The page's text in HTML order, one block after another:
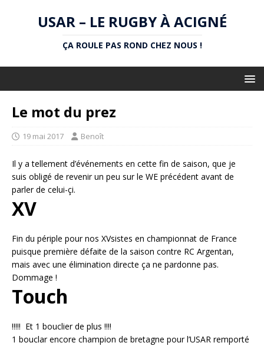
USAR – LE RUGBY À ACIGNÉ
ÇA ROULE PAS ROND CHEZ NOUS !
Le mot du prez
19 mai 2017 Benoît
Il y a tellement d’événements en cette fin de saison, que je
suis obligé de revenir un peu sur le WE précédent avant de
parler de celui-çi.
XV
Fin du périple pour nos XVsistes en championnat de France
puisque première défaite de la saison contre RC Argentan,
mais avec une élimination directe ça ne pardonne pas.
Dommage !
Touch
!!!!! Et 1 bouclier de plus !!!!
1 bouclar encore champion de bretagne pour l’USAR remporté